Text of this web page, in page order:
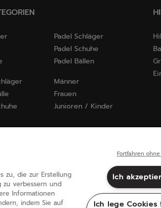
Padel Schläger
Padel Schuhe
Padel Bällen
Männer
Frauen
Junioren / Kinder
Deutschland (deutsch)
zu, die zur Erstellung
zu verbessern und
Informationen
indem Sie auf
Fortfahren
Ich
Ich lege